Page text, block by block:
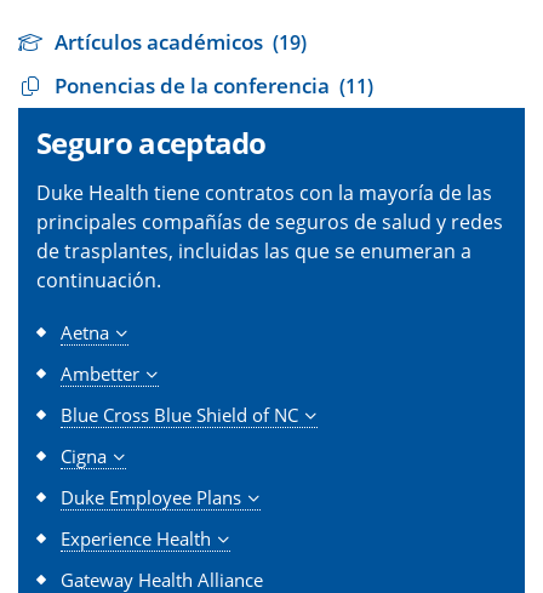
Artículos académicos (19)
Ponencias de la conferencia (11)
Seguro aceptado
Duke Health tiene contratos con la mayoría de las
principales compañías de seguros de salud y redes
de trasplantes, incluidas las que se enumeran a
continuación.
Aetna
Ambetter
Blue Cross Blue Shield of NC
Cigna
Duke Employee Plans
Experience Health
Gateway Health Alliance